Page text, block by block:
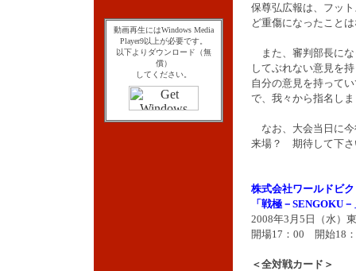
動画再生にはWindows Media
Player9以上が必要です。
以下よりダウンロード（無
償）
してください。
保尊弘広報は、フッ
ど重傷になったこと
また、審判部長にな
してぶれない意見を
自分の意見を持って
で、我々から指名し
なお、大会当日に今
来場？ 期待して下さ
株式会社ワールドビ
「戦極－SENGOKU－
2008年3月5日（水）
開場17：00 開始18
＜全対戦カード＞